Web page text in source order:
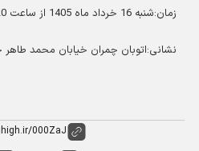
زمان:شنبه 16 خرداد ماه 1405 از ساعت 20
نشانی:اتوبان چمران خیابان محمد طاهر